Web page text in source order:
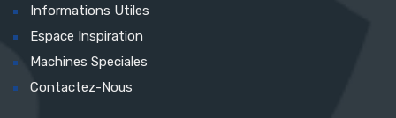
Informations Utiles
Espace Inspiration
Machines Speciales
Contactez-Nous